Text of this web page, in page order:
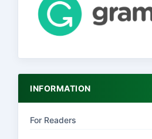
INFORMATION
For Readers